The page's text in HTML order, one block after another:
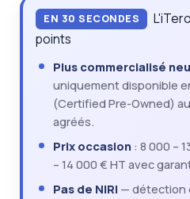
TRIOS 3
TRIOS 6
Nos prothèses
Couronnes
Bridges
Inlays/Onlays
Ressources
Blog
Se connecter
une démo
EN 30 SECONDES
points
Plus commercialisé
uniquement disponible
(Certified Pre-Owned)
agréés.
Prix occasion : 8 000 –
– 14 000 € HT avec
Pas de NIRI — détection